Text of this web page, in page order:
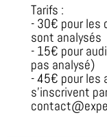
Tarifs :
- 30€ pour les
sont analysés
- 15€ pour
pas analysé)
- 45€ pour les
s'inscrivent